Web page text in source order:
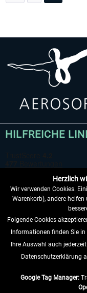
HILFREICHE
VERTRAG
Herzlich
Wir verwenden Cookies.
Warenkorb), andere
Folgende Cookies
Informationen finden Sie
Ihre Auswahl auch
Datenschutzerklärung
Google Tag Manager: